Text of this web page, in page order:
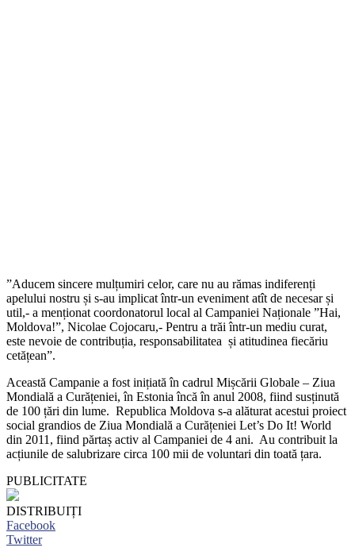
”Aducem sincere mulțumiri celor, care nu au rămas indiferenți
apelului nostru și s-au implicat într-un eveniment atît de necesar și
util,- a menționat coordonatorul local al Campaniei Naționale ”Hai,
Moldova!”, Nicolae Cojocaru,- Pentru a trăi într-un mediu curat,
este nevoie de contribuția, responsabilitatea și atitudinea fiecăriu
cetățean”.
Această Campanie a fost inițiată în cadrul Mișcării Globale – Ziua
Mondială a Curățeniei, în Estonia încă în anul 2008, fiind susținută
de 100 țări din lume. Republica Moldova s-a alăturat acestui proiect
social grandios de Ziua Mondială a Curățeniei Let’s Do It! World
din 2011, fiind părtaș activ al Campaniei de 4 ani. Au contribuit la
acțiunile de salubrizare circa 100 mii de voluntari din toată țara.
PUBLICITATE
DISTRIBUIȚI
Facebook
Twitter